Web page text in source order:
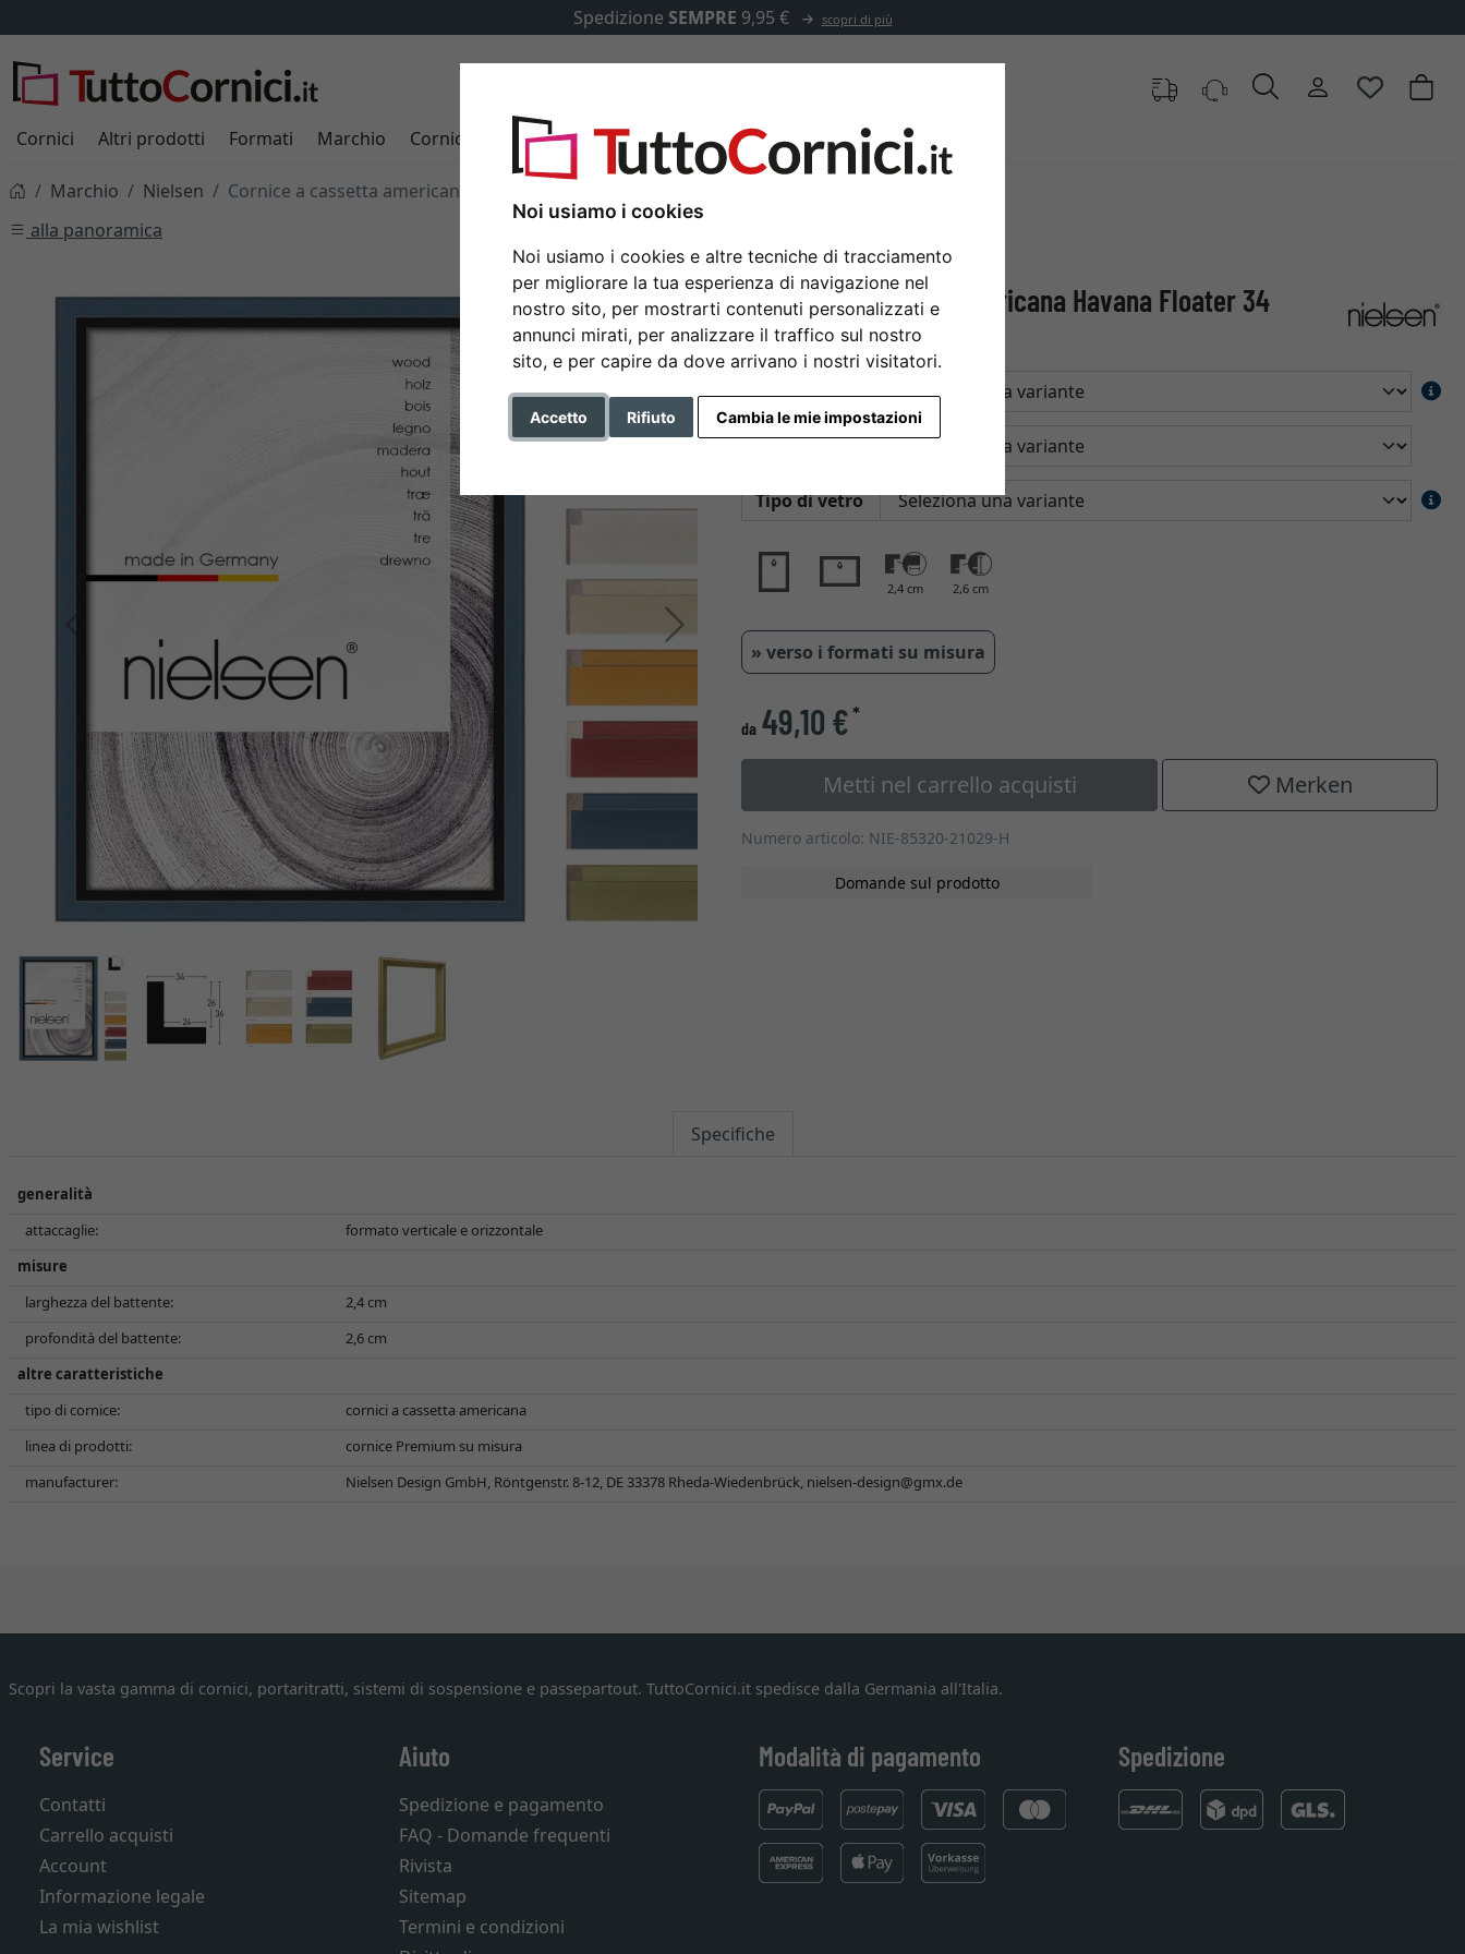
Noi usiamo i cookies
Noi usiamo i cookies e altre tecniche di tracciamento
per migliorare la tua esperienza di navigazione nel
nostro sito, per mostrarti contenuti personalizzati e
annunci mirati, per analizzare il traffico sul nostro
sito, e per capire da dove arrivano i nostri visitatori.
Accetto Rifiuto Cambia le mie impostazioni
Spedizione SEMPRE 9,95 € scopri di più
Cornici Altri prodotti Formati Marchio Cornici su misura Passepartout Accessori
Marchio Nielsen
Cornice a cassetta americana Havana Floater 34
alla panoramica
Avanti
Cornice a cassetta americana Havana Floater 34
Havana Floater 34
Formato
Colore
Tipo di vetro
2,4 cm 2,6 cm
» verso i formati su misura
da 49,10 €*
Metti nel carrello acquisti Merken
Numero articolo: NIE-85320-21029-H
Domande sul prodotto
Specifiche
generalità
attaccaglie:
formato verticale e orizzontale
misure
larghezza del battente:
2,4 cm
profondità del battente:
2,6 cm
altre caratteristiche
tipo di cornice:
cornici a cassetta americana
linea di prodotti:
cornice Premium su misura
manufacturer:
Nielsen Design GmbH, Röntgenstr. 8-12, DE 33378 Rheda-Wiedenbrück, nielsen-design@gmx.de
Scopri la vasta gamma di cornici, portaritratti, sistemi di sospensione e passepartout. TuttoCornici.it spedisce dalla Germania all'Italia.
Service
Contatti
Carrello acquisti
Account
Informazione legale
La mia wishlist
Aiuto
Spedizione e pagamento
FAQ - Domande frequenti
Rivista
Sitemap
Termini e condizioni
Modalità di pagamento Spedizione